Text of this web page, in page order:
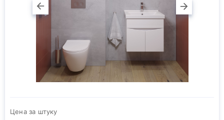
Цена за штуку